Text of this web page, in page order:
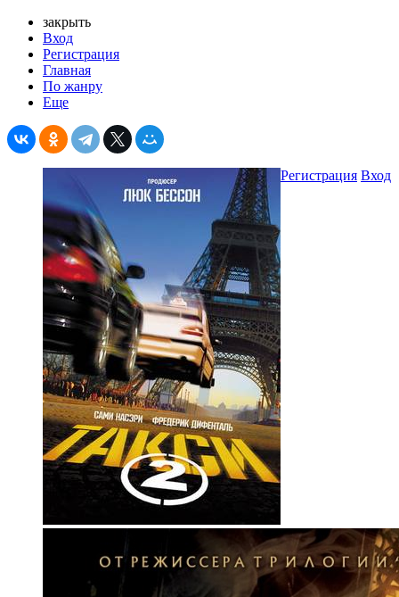
закрыть
Вход
Регистрация
Главная
По жанру
Еще
Регистрация Вход